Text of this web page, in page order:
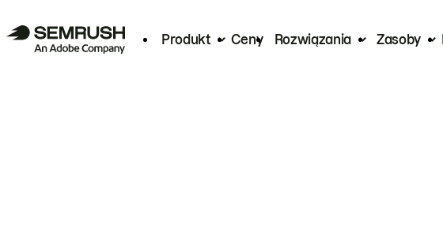
Produkt Ceny Rozwiązania Zasoby